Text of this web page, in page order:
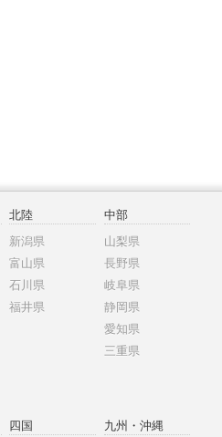
北陸
新潟県
富山県
石川県
福井県
中部
山梨県
長野県
岐阜県
静岡県
愛知県
三重県
四国
九州・沖縄